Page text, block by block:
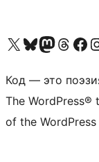
Посетите нас в X (ранее Twitter)
Посетите нашу учётную запись в Bluesky
Посетите нашу ленту в
Посетите нашу учётную
Посетите
Код — это
The
of the